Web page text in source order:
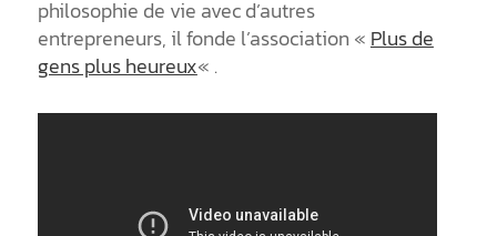
philosophie de vie avec d’autres
entrepreneurs, il fonde l’association « Plus de
gens plus heureux« .